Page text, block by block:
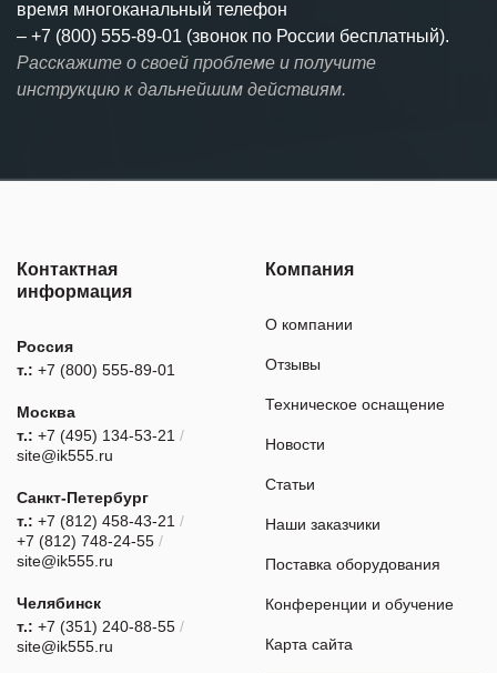
время многоканальный телефон
– +7 (800) 555-89-01 (звонок по России бесплатный).
Расскажите о своей проблеме и получите
инструкцию к дальнейшим действиям.
Контактная
информация
Россия
т.: +7 (800) 555-89-01
Москва
т.: +7 (495) 134-53-21 /
site@ik555.ru
Санкт-Петербург
т.: +7 (812) 458-43-21 /
+7 (812) 748-24-55 /
site@ik555.ru
Челябинск
т.: +7 (351) 240-88-55 /
site@ik555.ru
Компания
О компании
Отзывы
Техническое оснащение
Новости
Статьи
Наши заказчики
Поставка оборудования
Конференции и обучение
Карта сайта